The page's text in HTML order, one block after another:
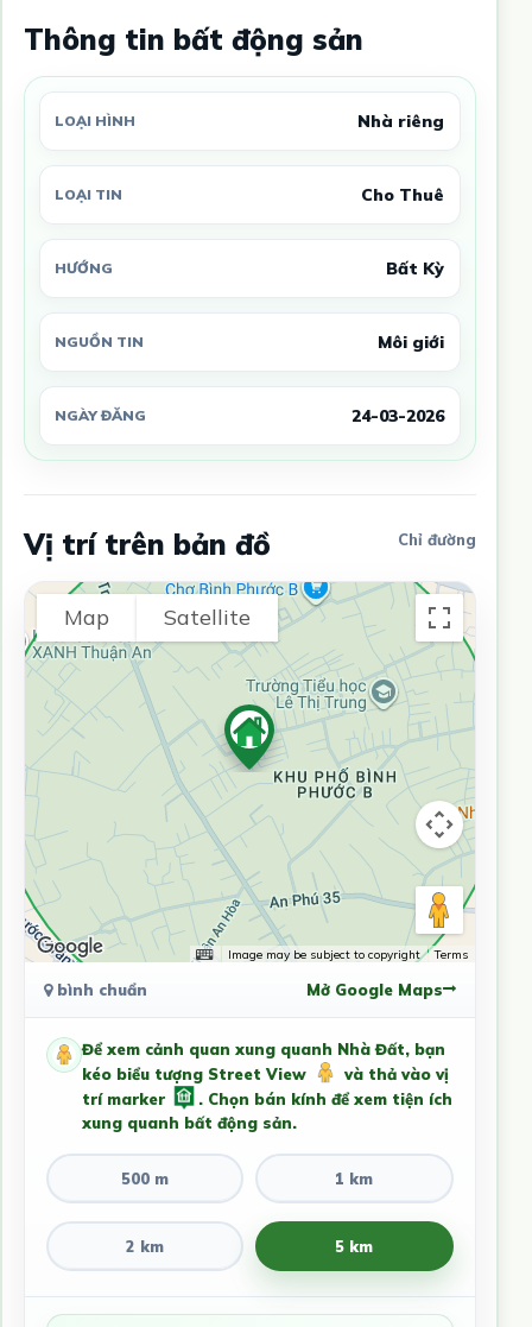
Thông tin bất động sản
LOẠI HÌNH Nhà riêng
LOẠI TIN Cho Thuê
HƯỚNG Bất Kỳ
NGUỒN TIN Môi giới
NGÀY ĐĂNG 24-03-2026
Vị trí trên bản đồ Chỉ đường
Map Satellite
Image may be subject to copyright Terms
bình chuẩn Mở Google Maps
Để xem cảnh quan xung quanh Nhà Đất, bạn
kéo biểu tượng Street View
và thả vào vị
trí marker
. Chọn bán kính để xem tiện ích
xung quanh bất động sản.
500 m 1 km
2 km 5 km